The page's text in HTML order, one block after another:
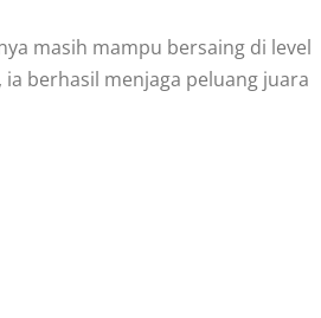
masih mampu bersaing di level
berhasil menjaga peluang juara